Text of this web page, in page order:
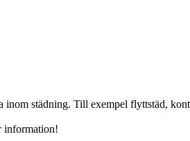
inom städning. Till exempel flyttstäd,
information!